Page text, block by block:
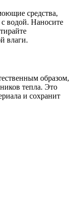
средства,
водой. Наносите
влаги.
образом,
тепла. Это
и сохранит